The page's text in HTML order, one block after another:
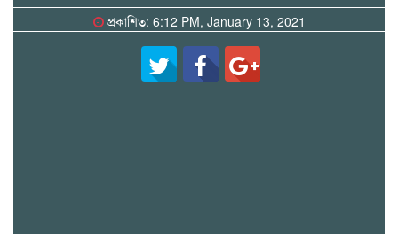
প্রকাশিত: 6:12 PM, January 13, 2021